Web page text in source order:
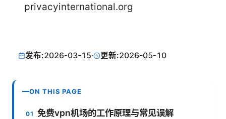
privacyinternational.org
发布:2026-03-15· 更新:2026-05-10
ON THIS PAGE
免费vpn机场的工作原理与常见误解